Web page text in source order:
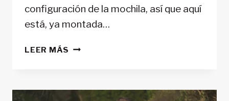
configuración de la mochila, así que aquí
está, ya montada…
LEER MÁS MI
KG